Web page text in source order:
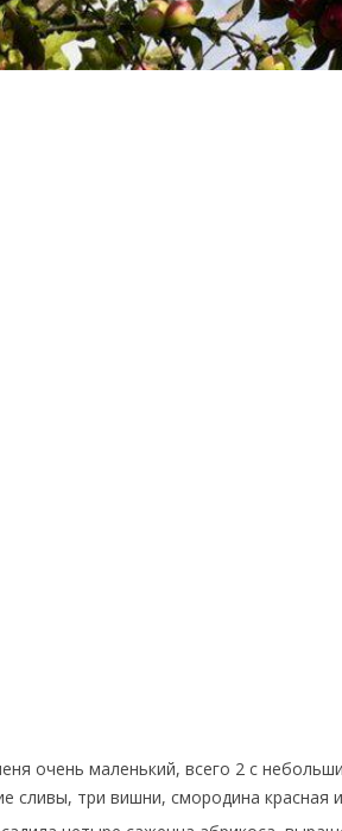
очень маленький, всего 2 с
сливы, три вишни, смородина красная